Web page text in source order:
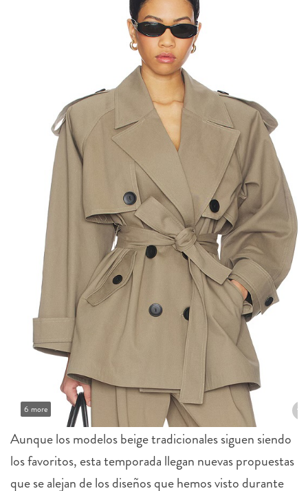
Aunque los modelos beige tradicionales siguen siendo
los favoritos, esta temporada llegan nuevas propuestas
que se alejan de los diseños que hemos visto durante